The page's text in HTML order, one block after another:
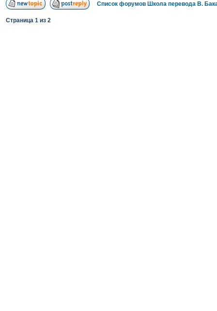
Список форумов Школа перевода В.
Страница 1 из 2